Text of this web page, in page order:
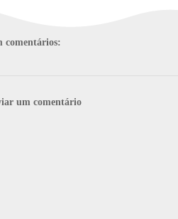
comentários:
um comentário